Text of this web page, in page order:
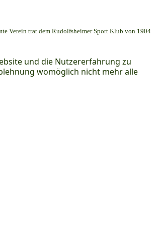
und die Nutzererfahrung zu
womöglich nicht mehr alle
Verein trat dem Rudolfsheimer Sport Klub von 1904